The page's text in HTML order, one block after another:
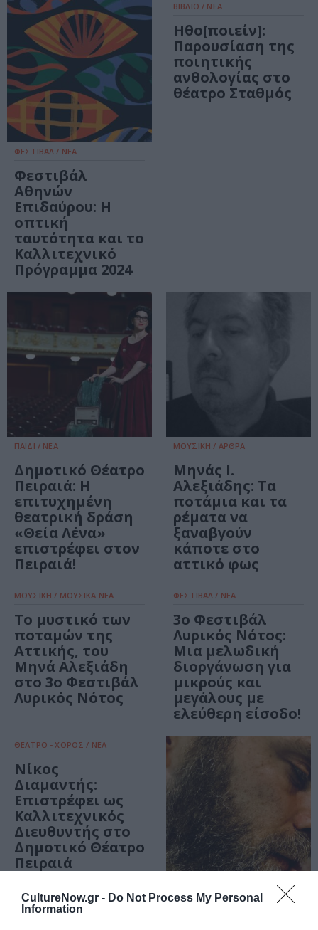
CultureNow.gr - Do Not Process My Personal
Information
ΦΕΣΤΙΒΑΛ / ΝΕΑ
Φεστιβάλ
Αθηνών
Επιδαύρου: Η
οπτική
ταυτότητα και το
Καλλιτεχνικό
Πρόγραμμα 2024
ΒΙΒΛΙΟ / ΝΕΑ
Ηθο[ποιείν]:
Παρουσίαση της
ποιητικής
ανθολογίας στο
θέατρο Σταθμός
ΠΑΙΔΙ / ΝΕΑ
Δημοτικό Θέατρο
Πειραιά: Η
επιτυχημένη
θεατρική δράση
«Θεία Λένα»
επιστρέφει στον
Πειραιά!
ΜΟΥΣΙΚΗ / ΑΡΘΡΑ
Mηνάς Ι.
Αλεξιάδης: Τα
ποτάμια και τα
ρέματα να
ξαναβγούν
κάποτε στο
αττικό φως
ΜΟΥΣΙΚΗ / ΜΟΥΣΙΚΑ ΝΕΑ
Το μυστικό των
ποταμών της
Αττικής, του
Μηνά Αλεξιάδη
στο 3ο Φεστιβάλ
Λυρικός Νότος
ΦΕΣΤΙΒΑΛ / ΝΕΑ
3ο Φεστιβάλ
Λυρικός Νότος:
Μια μελωδική
διοργάνωση για
μικρούς και
μεγάλους με
ελεύθερη είσοδο!
ΘΕΑΤΡΟ - ΧΟΡΟΣ / ΝΕΑ
Νίκος
Διαμαντής:
Επιστρέφει ως
Καλλιτεχνικός
Διευθυντής στο
Δημοτικό Θέατρο
Πειραιά